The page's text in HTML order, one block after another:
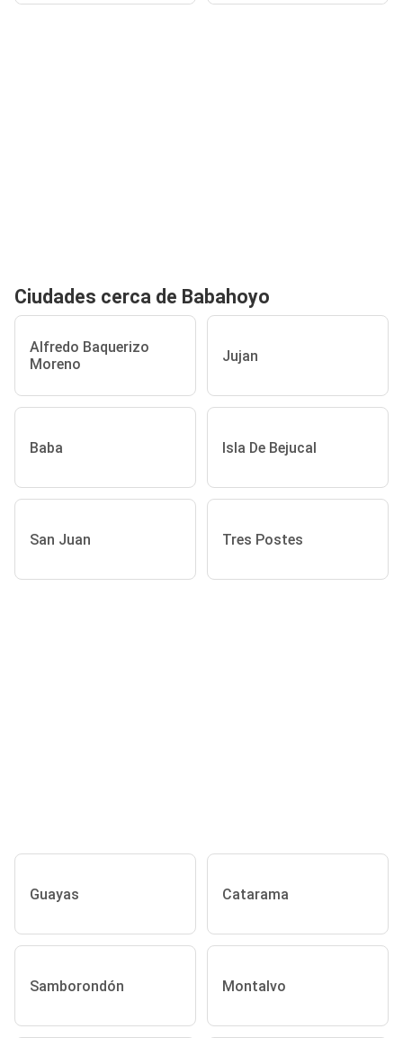
Ciudades cerca de Babahoyo
Alfredo Baquerizo
Moreno
Jujan
Baba Isla De Bejucal
San Juan Tres Postes
Guayas Catarama
Samborondón Montalvo